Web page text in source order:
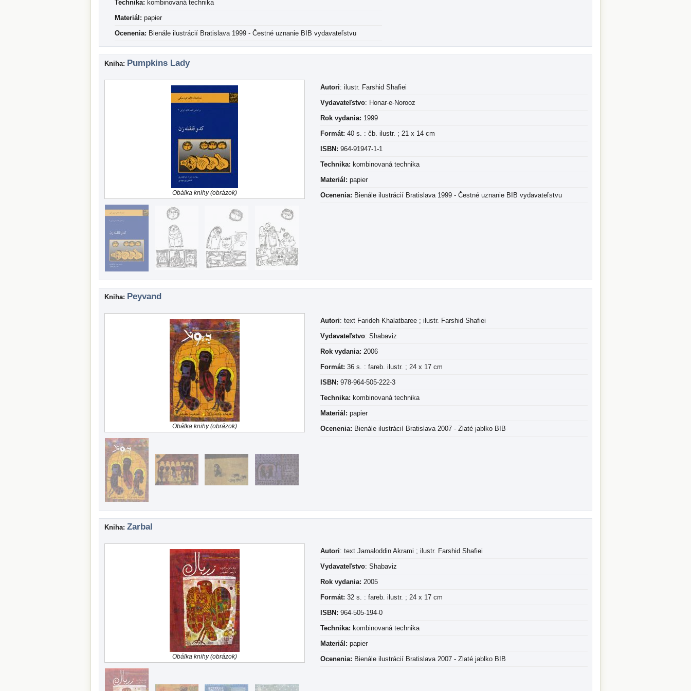
Technika: kombinovaná technika
Materiál: papier
Ocenenia: Bienále ilustrácií Bratislava 1999 - Čestné uznanie BIB vydavateľstvu
Kniha: Pumpkins Lady
Obálka knihy (obrázok)
Autori: ilustr. Farshid Shafiei
Vydavateľstvo: Honar-e-Norooz
Rok vydania: 1999
Formát: 40 s. : čb. ilustr. ; 21 x 14 cm
ISBN: 964-91947-1-1
Technika: kombinovaná technika
Materiál: papier
Ocenenia: Bienále ilustrácií Bratislava 1999 - Čestné uznanie BIB vydavateľstvu
Kniha: Peyvand
Obálka knihy (obrázok)
Autori: text Farideh Khalatbaree ; ilustr. Farshid Shafiei
Vydavateľstvo: Shabaviz
Rok vydania: 2006
Formát: 36 s. : fareb. ilustr. ; 24 x 17 cm
ISBN: 978-964-505-222-3
Technika: kombinovaná technika
Materiál: papier
Ocenenia: Bienále ilustrácií Bratislava 2007 - Zlaté jablko BIB
Kniha: Zarbal
Obálka knihy (obrázok)
Autori: text Jamaloddin Akrami ; ilustr. Farshid Shafiei
Vydavateľstvo: Shabaviz
Rok vydania: 2005
Formát: 32 s. : fareb. ilustr. ; 24 x 17 cm
ISBN: 964-505-194-0
Technika: kombinovaná technika
Materiál: papier
Ocenenia: Bienále ilustrácií Bratislava 2007 - Zlaté jablko BIB